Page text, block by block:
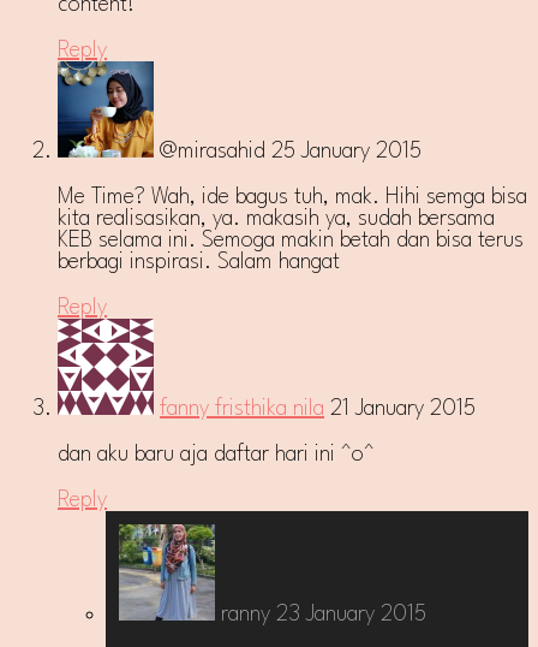
content!
Reply
@mirasahid 25 January 2015
Me Time? Wah, ide bagus tuh, mak. Hihi semga bisa
kita realisasikan, ya. makasih ya, sudah bersama
KEB selama ini. Semoga makin betah dan bisa terus
berbagi inspirasi. Salam hangat
Reply
fanny fristhika nila 21 January 2015
dan aku baru aja daftar hari ini ^o^
Reply
ranny 23 January 2015